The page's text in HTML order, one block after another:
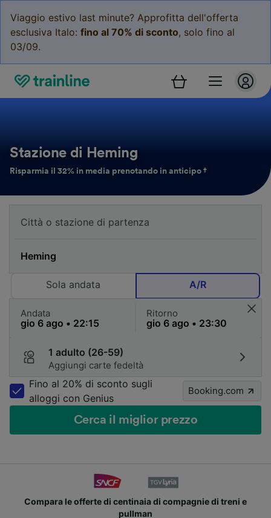
Viaggio estivo last minute? Approfitta dell'offerta
esclusiva Italo: fino al 70% di sconto, solo fino al
03/09.
Stazione di Heming
Risparmia il 32% in media prenotando in anticipo †
Sola andata A/R
Andata Ritorno
1 adulto (26-59)
Aggiungi carte fedeltà
Fino al 20% di sconto sugli
alloggi con Genius
Booking.com
Cerca il miglior prezzo
Unisciti ai milioni di utenti che usano già Trainline